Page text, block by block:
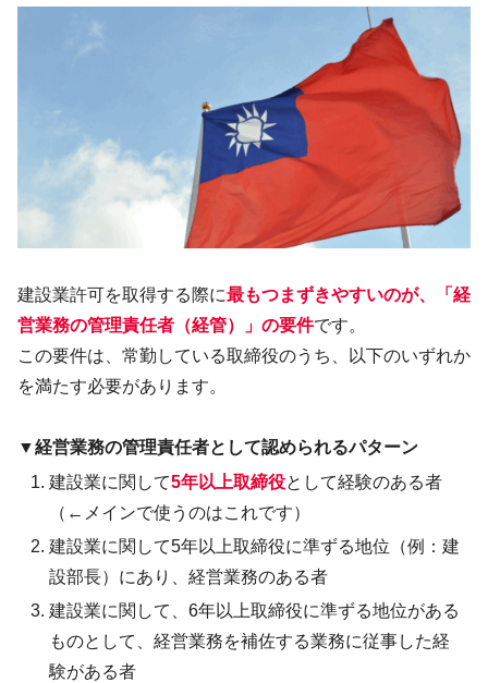
建設業許可を取得する際に最もつまずきやすいのが、「経
営業務の管理責任者（経管）」の要件です。
この要件は、常勤している取締役のうち、以下のいずれか
を満たす必要があります。
▼経営業務の管理責任者として認められるパターン
建設業に関して5年以上取締役として経験のある者
（←メインで使うのはこれです）
建設業に関して5年以上取締役に準ずる地位（例：建
設部長）にあり、経営業務のある者
建設業に関して、6年以上取締役に準ずる地位がある
ものとして、経営業務を補佐する業務に従事した経
験がある者